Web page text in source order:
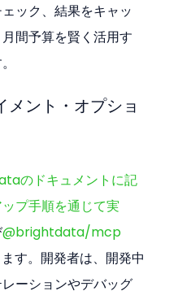
ック、結果をキャッ
間予算を賢く活用す
メント・オプショ
のドキュメントに記
プ手順を通じて実
@brightdata/mcp
す。開発者は、開発中
ーションやデバッグ